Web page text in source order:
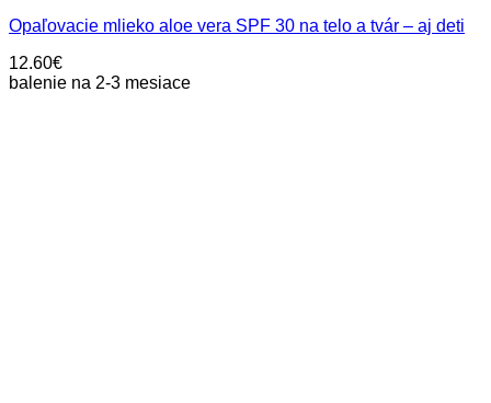
Opaľovacie mlieko aloe vera SPF 30 na telo a tvár – aj deti
12.60€
balenie na 2-3 mesiace